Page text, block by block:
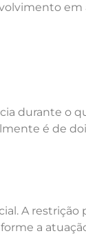
em
durante o
é de
A restrição
a